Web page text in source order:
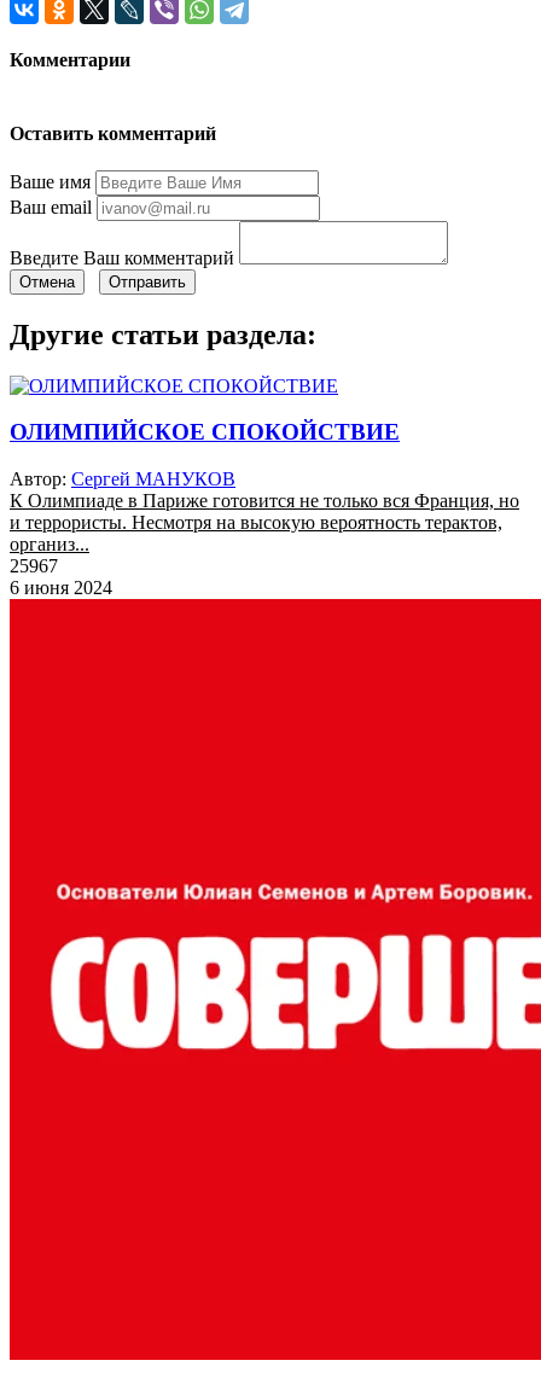
Комментарии
Оставить комментарий
Ваше имя
Ваш email
Введите Ваш комментарий
Отмена Отправить
Другие статьи раздела:
ОЛИМПИЙСКОЕ СПОКОЙСТВИЕ
Автор: Сергей МАНУКОВ
К Олимпиаде в Париже готовится не только вся Франция, но
и террористы. Несмотря на высокую вероятность терактов,
организ...
25967
6 июня 2024